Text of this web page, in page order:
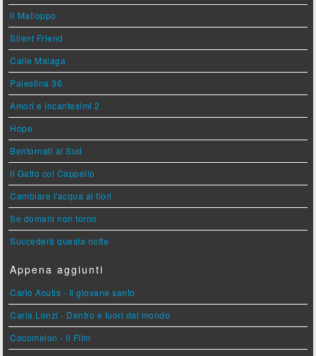
Il Malloppo
Silent Friend
Calle Malaga
Palestina 36
Amori e Incantesimi 2
Hope
Bentornati al Sud
Il Gatto col Cappello
Cambiare l'acqua ai fiori
Se domani non torno
Succederà questa notte
Appena aggiunti
Carlo Acutis - Il giovane santo
Carla Lonzi - Dentro e fuori dal mondo
Cocomelon - Il Film